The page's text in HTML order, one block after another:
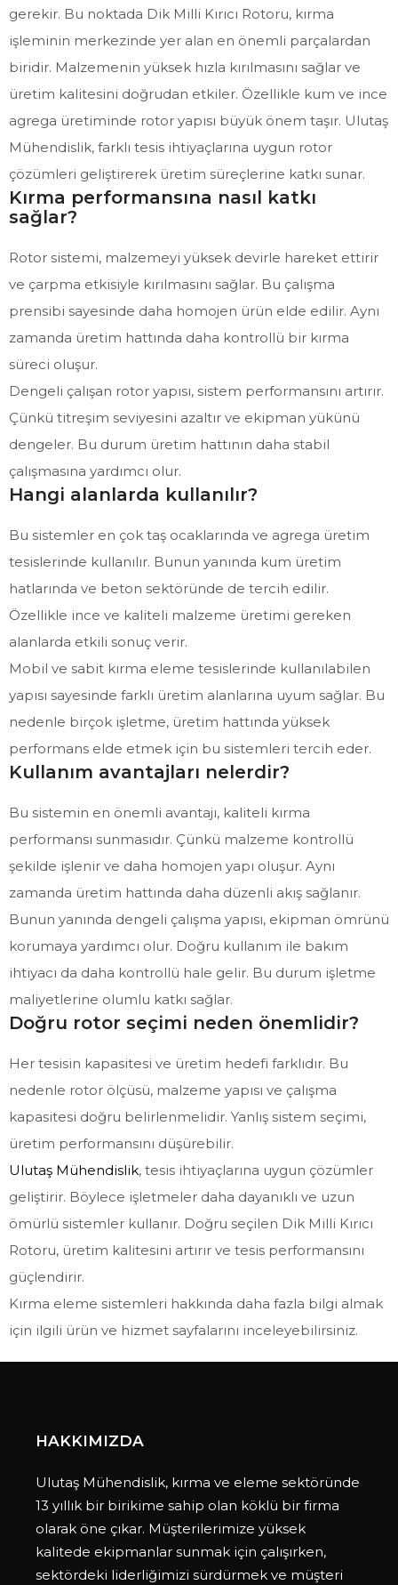
gerekir. Bu noktada Dik Milli Kırıcı Rotoru, kırma
işleminin merkezinde yer alan en önemli parçalardan
biridir. Malzemenin yüksek hızla kırılmasını sağlar ve
üretim kalitesini doğrudan etkiler. Özellikle kum ve ince
agrega üretiminde rotor yapısı büyük önem taşır. Ulutaş
Mühendislik, farklı tesis ihtiyaçlarına uygun rotor
çözümleri geliştirerek üretim süreçlerine katkı sunar.
Kırma performansına nasıl katkı
sağlar?
Rotor sistemi, malzemeyi yüksek devirle hareket ettirir
ve çarpma etkisiyle kırılmasını sağlar. Bu çalışma
prensibi sayesinde daha homojen ürün elde edilir. Aynı
zamanda üretim hattında daha kontrollü bir kırma
süreci oluşur.
Dengeli çalışan rotor yapısı, sistem performansını artırır.
Çünkü titreşim seviyesini azaltır ve ekipman yükünü
dengeler. Bu durum üretim hattının daha stabil
çalışmasına yardımcı olur.
Hangi alanlarda kullanılır?
Bu sistemler en çok taş ocaklarında ve agrega üretim
tesislerinde kullanılır. Bunun yanında kum üretim
hatlarında ve beton sektöründe de tercih edilir.
Özellikle ince ve kaliteli malzeme üretimi gereken
alanlarda etkili sonuç verir.
Mobil ve sabit kırma eleme tesislerinde kullanılabilen
yapısı sayesinde farklı üretim alanlarına uyum sağlar. Bu
nedenle birçok işletme, üretim hattında yüksek
performans elde etmek için bu sistemleri tercih eder.
Kullanım avantajları nelerdir?
Bu sistemin en önemli avantajı, kaliteli kırma
performansı sunmasıdır. Çünkü malzeme kontrollü
şekilde işlenir ve daha homojen yapı oluşur. Aynı
zamanda üretim hattında daha düzenli akış sağlanır.
Bunun yanında dengeli çalışma yapısı, ekipman ömrünü
korumaya yardımcı olur. Doğru kullanım ile bakım
ihtiyacı da daha kontrollü hale gelir. Bu durum işletme
maliyetlerine olumlu katkı sağlar.
Doğru rotor seçimi neden önemlidir?
Her tesisin kapasitesi ve üretim hedefi farklıdır. Bu
nedenle rotor ölçüsü, malzeme yapısı ve çalışma
kapasitesi doğru belirlenmelidir. Yanlış sistem seçimi,
üretim performansını düşürebilir.
Ulutaş Mühendislik, tesis ihtiyaçlarına uygun çözümler
geliştirir. Böylece işletmeler daha dayanıklı ve uzun
ömürlü sistemler kullanır. Doğru seçilen Dik Milli Kırıcı
Rotoru, üretim kalitesini artırır ve tesis performansını
güçlendirir.
Kırma eleme sistemleri hakkında daha fazla bilgi almak
için ilgili ürün ve hizmet sayfalarını inceleyebilirsiniz.
HAKKIMIZDA
Ulutaş Mühendislik, kırma ve eleme sektöründe
13 yıllık bir birikime sahip olan köklü bir firma
olarak öne çıkar. Müşterilerimize yüksek
kalitede ekipmanlar sunmak için çalışırken,
sektördeki liderliğimizi sürdürmek ve müşteri